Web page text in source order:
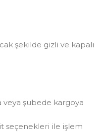
şekilde gizli ve kapalı
veya şubede kargoya
seçenekleri ile işlem